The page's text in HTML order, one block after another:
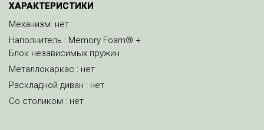
ХАРАКТЕРИСТИКИ
Механизм: нет
Наполнитель : Memory Foam® +
Блок независимых пружин
Металлокаркас : нет
Раскладной диван : нет
Со столиком : нет